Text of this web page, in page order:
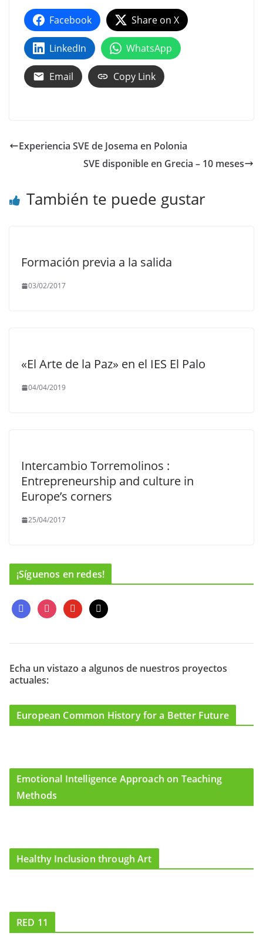
Facebook Share on X
LinkedIn WhatsApp
Email Copy Link
Experiencia SVE de Josema en Polonia
SVE disponible en Grecia – 10 meses
También te puede gustar
Formación previa a la salida
03/02/2017
«El Arte de la Paz» en el IES El Palo
04/04/2019
Intercambio Torremolinos :
Entrepreneurship and culture in
Europe’s corners
25/04/2017
¡Síguenos en redes!
f
a
e
o
o
i
n
t
g
r
m
y
o
t
b
m
a
l
Echa un vistazo a algunos de nuestros proyectos
actuales:
European Common History for a Better Future
Emotional Intelligence Approach on Teaching
Methods
Healthy Inclusion through Art
RED 11